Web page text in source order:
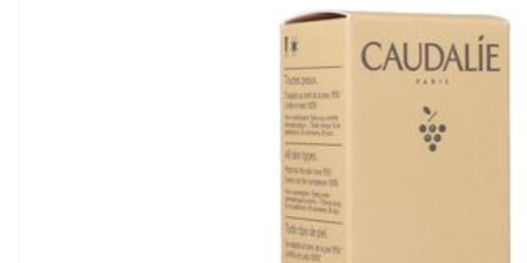
Verpakking
Kamertemperatuur (15°C -